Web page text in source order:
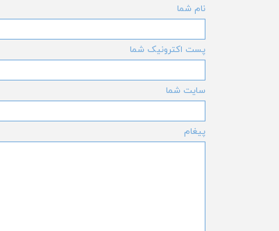
نام شما
پست اکترونیک شما
سایت شما
پیغام